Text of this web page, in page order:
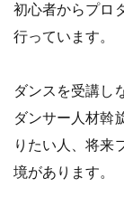
初心者からプロ
行っています。
ダンスを受講し
ダンサー人材斡
りたい人、将来
境があります。